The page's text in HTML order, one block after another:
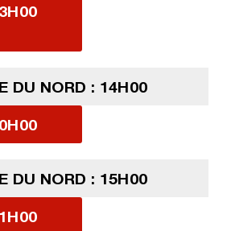
DU NORD : 14H00
DU NORD : 15H00